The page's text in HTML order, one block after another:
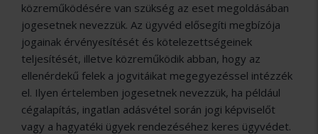
közreműködésére van szükség az eset megoldásában
jogesetnek nevezzük. Az ügyvéd elősegíti megbízója
jogainak érvényesítését és kötelezettségeinek
teljesítését, illetve közreműködik abban, hogy az
ellenérdekű felek a jogvitáikat megegyezéssel intézzék
el. Ilyen értelemben jogesetnek nevezzük, ha például
cégalapítás, ingatlan adásvétel során jogi képviselőt
vagy a hagyatéki ügyek rendezéséhez keres ügyvédet.